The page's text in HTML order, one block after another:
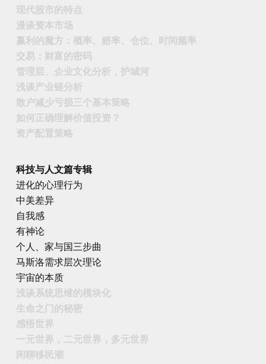
现代股市的特点
漫谈资本市场
赢利的魔方：概率、赔率、仓位、时间频率
交易：财富的密码
管理层、企业文化分析，护城河
浅谈产业链分析
散户减少亏损三个基本策略
如何正确理解价值投资？
资产配置策略
科技与人文篇专辑
进化的心理行为
中美差异
自我感
有神论
个人、家与国三步曲
马斯洛需求层次理论
宇宙的本质
浅谈系统思维的模块化
生命之门的秘密
感悟世界
一元世界，二元世界，多元世界
闲聊移民潮